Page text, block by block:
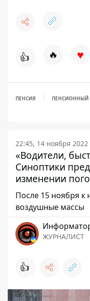
👍 🔥 ♥
ПЕНСИЯ
22:45, 14 ноября 2022
«Водители,
Синоптики
изменении
После 15 ноября к
воздушные массы
ЖУРНАЛИСТ
👍